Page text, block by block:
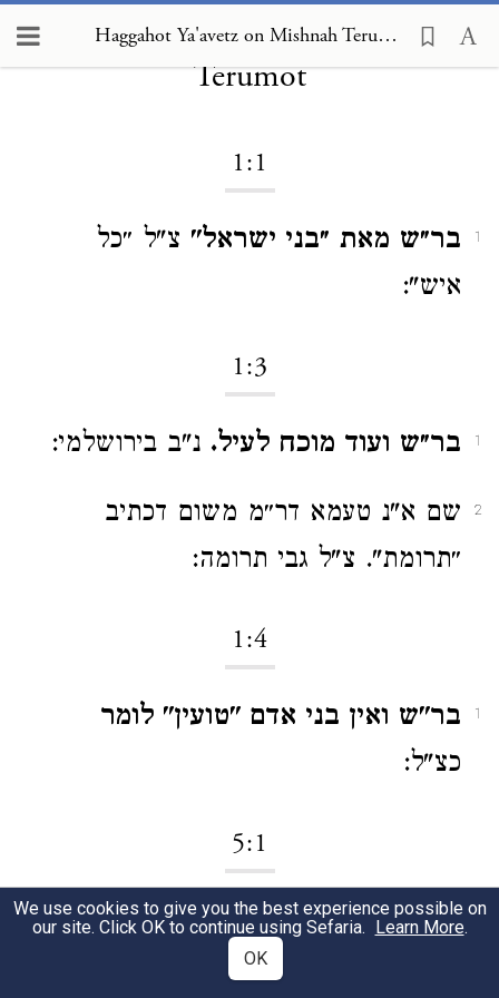
Haggahot Ya'avetz on Mishnah Terumot 1:1
Haggahot Ya'avetz on Mishnah
Terumot
1:1
1 בר״ש מאת ״בני ישראל" צ"ל ״כל
איש":
1:3
1 בר״ש ועוד מוכח לעיל. נ"ב בירושלמי:
2
שם א"נ טעמא דר״מ משום דכתיב
״תרומת". צ"ל גבי תרומה:
1:4
1
בר"ש ואין בני אדם "טועין" לומר
כצ"ל:
5:1
1
בר"ם שהרבה החולין על התרומה
במזיד ״אסור וזה" האסור
We use cookies to give you the best experience possible on
our site. Click OK to continue using Sefaria. Learn More.
OK